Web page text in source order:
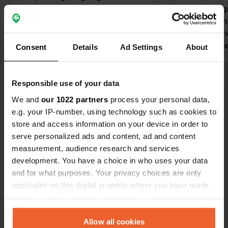
Consent Details Ad Settings About
Responsible use of your data
We and our 1022 partners process your personal data,
e.g. your IP-number, using technology such as cookies to
store and access information on your device in order to
serve personalized ads and content, ad and content
measurement, audience research and services
development. You have a choice in who uses your data
and for what purposes. Your privacy choices are only
applicable on this digital property where you have made
any time from the Cookie Declaration or by clicking on
the Privacy trigger icon.Allow all cookies
parking.
Inchecken
aanwezig
wijn en
keurig schoon. Een
zoals een
Bekijk alle 43 reviews
Ben jij hier geweest?
Contact